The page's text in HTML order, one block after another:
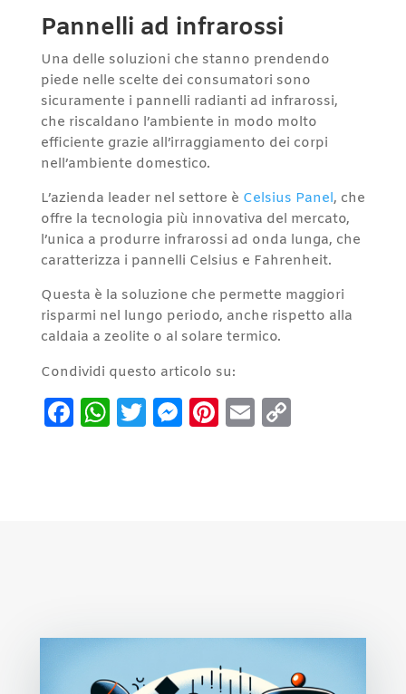
Pannelli ad infrarossi
Una delle soluzioni che stanno prendendo
piede nelle scelte dei consumatori sono
sicuramente i pannelli radianti ad infrarossi,
che riscaldano l’ambiente in modo molto
efficiente grazie all’irraggiamento dei corpi
nell’ambiente domestico.
L’azienda leader nel settore è Celsius Panel, che
offre la tecnologia più innovativa del mercato,
l’unica a produrre infrarossi ad onda lunga, che
caratterizza i pannelli Celsius e Fahrenheit.
Questa è la soluzione che permette maggiori
risparmi nel lungo periodo, anche rispetto alla
caldaia a zeolite o al solare termico.
Condividi questo articolo su:
Facebook
WhatsApp
Twitter
Messenger
Pinterest
EmailCopy